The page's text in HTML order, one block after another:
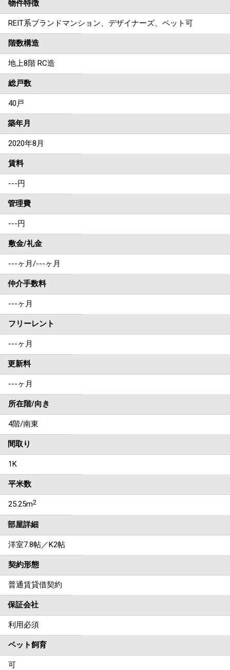
物件特徴
REIT系ブランドマンション、デザイナーズ、ペット可
階数構造
地上8階 RC造
総戸数
40戸
築年月
2020年8月
賃料
---円
管理費
---円
敷金/礼金
---ヶ月/---ヶ月
仲介手数料
---ヶ月
フリーレント
---ヶ月
更新料
---ヶ月
所在階/向き
4階/南東
間取り
1K
平米数
25.25m2
部屋詳細
洋室7.8帖／K2帖
契約形態
普通賃貸借契約
保証会社
利用必須
ペット飼育
可